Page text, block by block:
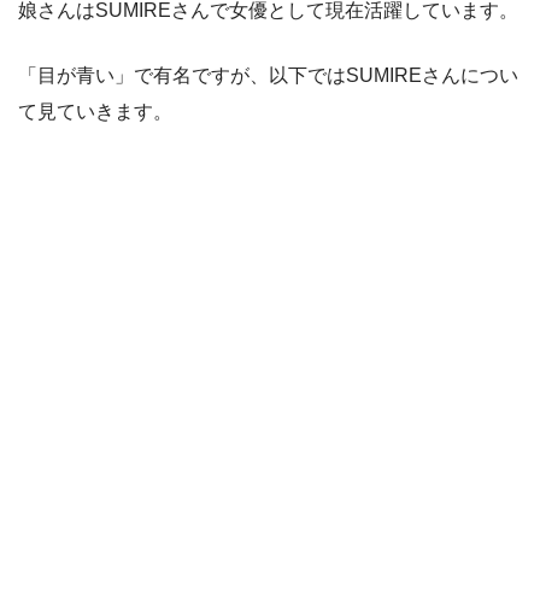
娘さんはSUMIREさんで女優として現在活躍しています。
「目が青い」で有名ですが、以下ではSUMIREさんについ
て見ていきます。